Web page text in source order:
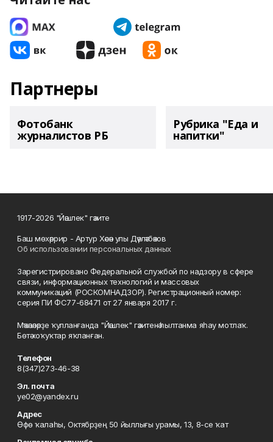
Партнеры
Фотобанк
журналистов РБ
Рубрика "Еда и
напитки"
1917-2026 "Йәшлек" гәзите
Баш мөхәррир - Артур Хәсән улы Дәүләтбәков
Об использовании персональных данных
Зарегистрировано Федеральной службой по надзору в сфере
связи, информационных технологий и массовых
коммуникаций (РОСКОМНАДЗОР). Регистрационный номер:
серия ПИ ФС77-68471 от 27 января 2017 г.
Мәҡәләләрҙе ҡулланғанда "Йәшлек" гәзитенә һылтанма яһау мотлаҡ.
Бөтә хоҡуҡтар яҡланған.
Телефон
8(347)273-46-38
Эл. почта
ye02@yandex.ru
Адрес
Өфө ҡалаһы, Октябрҙең 50 йыллығы урамы, 13, 8-се ҡат